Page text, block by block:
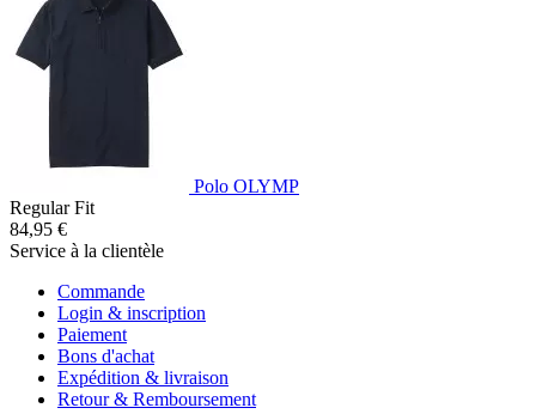
Polo OLYMP
Regular Fit
84,95 €
Service à la clientèle
Commande
Login & inscription
Paiement
Bons d'achat
Expédition & livraison
Retour & Remboursement